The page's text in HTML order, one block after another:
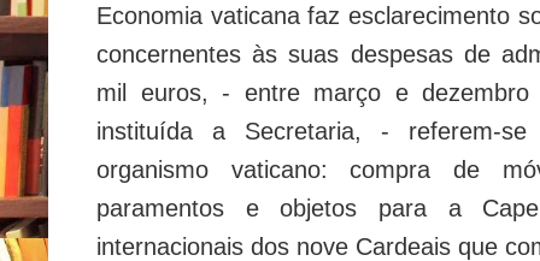
Economia vaticana faz esclarecimento
concernentes às suas despesas de
mil euros, - entre março e
instituída a Secretaria, - referem-
organismo vaticano: compra de
paramentos e objetos para a
internacionais dos nove Cardeais que